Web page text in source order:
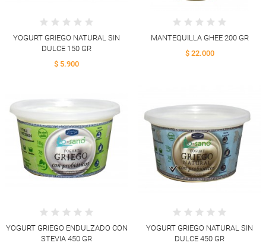
YOGURT GRIEGO NATURAL SIN
DULCE 150 GR
$ 5.900
MANTEQUILLA GHEE 200 GR
$ 22.000
YOGURT GRIEGO ENDULZADO CON
STEVIA 450 GR
YOGURT GRIEGO NATURAL SIN
DULCE 450 GR